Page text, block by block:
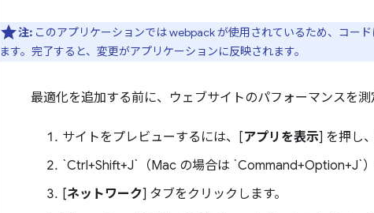
注: このアプリケーションでは webpack が使用されているため、コー
ます。完了すると、変更がアプリケーションに反映されます。
最適化を追加する前に、ウェブサイトのパフォーマンスを測
サイトをプレビューするには、[アプリを表示] を押し
`Ctrl+Shift+J`（Mac の場合は `Command+Option+J`
[ネットワーク] タブをクリックします。